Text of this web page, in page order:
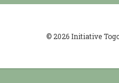
© 2026 Initiative